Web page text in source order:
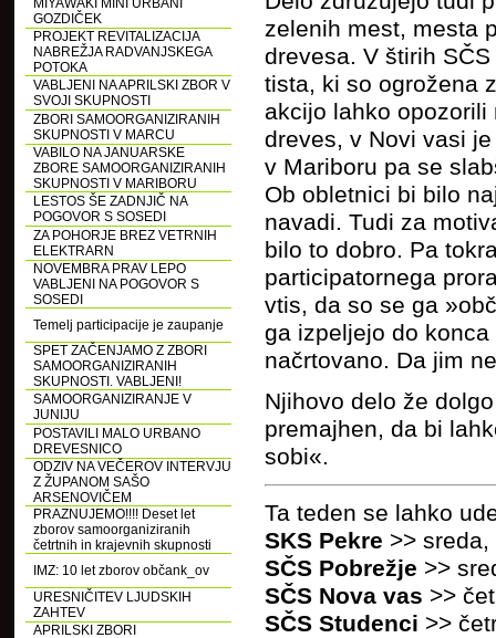
MIYAWAKI MINI URBANI
GOZDIČEK
PROJEKT REVITALIZACIJA
NABREŽJA RADVANJSKEGA
POTOKA
VABLJENI NA APRILSKI ZBOR V
SVOJI SKUPNOSTI
ZBORI SAMOORGANIZIRANIH
SKUPNOSTI V MARCU
VABILO NA JANUARSKE
ZBORE SAMOORGANIZIRANIH
SKUPNOSTI V MARIBORU
LESTOS ŠE ZADNJIČ NA
POGOVOR S SOSEDI
ZA POHORJE BREZ VETRNIH
ELEKTRARN
NOVEMBRA PRAV LEPO
VABLJENI NA POGOVOR S
SOSEDI
Temelj participacije je zaupanje
SPET ZAČENJAMO Z ZBORI
SAMOORGANIZIRANIH
SKUPNOSTI. VABLJENI!
SAMOORGANIZIRANJE V
JUNIJU
POSTAVILI MALO URBANO
DREVESNICO
ODZIV NA VEČEROV INTERVJU
Z ŽUPANOM SAŠO
ARSENOVIČEM
PRAZNUJEMO!!!! Deset let
zborov samoorganiziranih
četrtnih in krajevnih skupnosti
IMZ: 10 let zborov občank_ov
URESNIČITEV LJUDSKIH
ZAHTEV
APRILSKI ZBORI
zelenih mest, mesta
drevesa. V štirih
tista, ki so ogrožena
akcijo lahko opozorili
dreves, v Novi vasi
v Mariboru pa se
Ob obletnici bi bilo
navadi. Tudi za
bilo to dobro. Pa
participatornega
vtis, da so se ga
ga izpeljejo do
načrtovano. Da jim
Njihovo delo že
premajhen, da bi
sobi«.
Ta teden se lahko
SKS Pekre >>
SČS Pobrežje >>
SČS Nova vas >>
SČS Studenci >>